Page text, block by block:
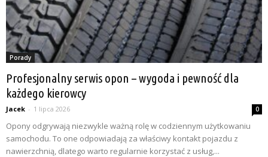
Porady
Profesjonalny serwis opon – wygoda i pewność dla
każdego kierowcy
Jacek - 1 lipca 2026 0
Opony odgrywają niezwykle ważną rolę w codziennym użytkowaniu
samochodu. To one odpowiadają za właściwy kontakt pojazdu z
nawierzchnią, dlatego warto regularnie korzystać z usług,...